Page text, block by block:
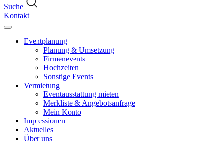
Suche
Kontakt
Eventplanung
Planung & Umsetzung
Firmenevents
Hochzeiten
Sonstige Events
Vermietung
Eventausstattung mieten
Merkliste & Angebotsanfrage
Mein Konto
Impressionen
Aktuelles
Über uns